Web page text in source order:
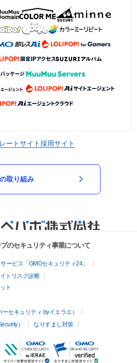
ートサイト採用サイト
取り組み
のセキュリティ事業について
ービス「GMOセキュリティ24」
トリスク診断
ト
セキュリティ byイエラエ）
）
なりすまし対策